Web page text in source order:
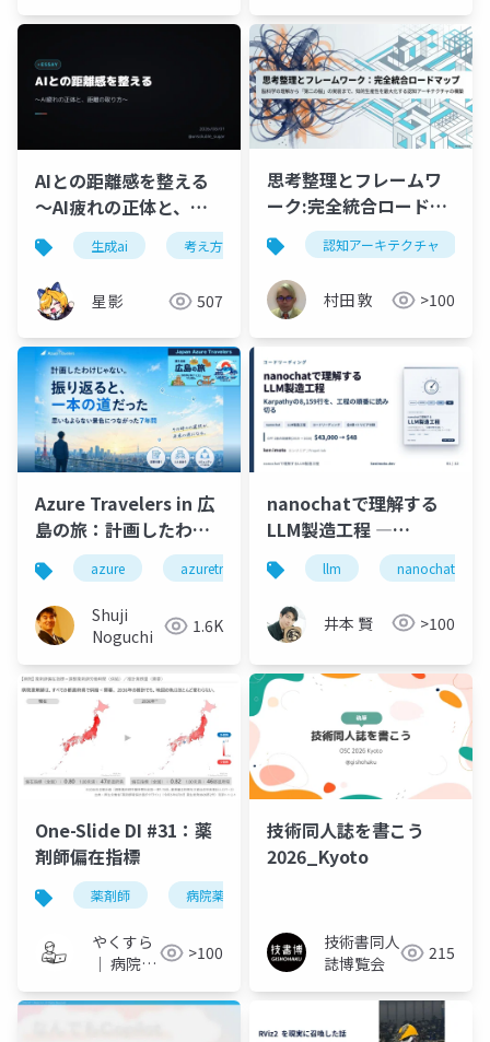
AIとの距離感を整える
〜AI疲れの正体と、距
離の取り方〜
生成ai 考え方 マインドセット 言語化
星影 507
思考整理とフレームワ
ーク:完全統合ロードマ
ップ 脳科学の理解から
「第二の脳」の実装ま
で、知的生産性を最大
化する認知アーキテク
チャの構築
認知アーキテクチャ
村田 敦 >100
Azure Travelers in 広
島の旅：計画したわけ
じゃない。振り返ると
一本の道だった
azure azuretravelers
Shuji
Noguchi
1.6K
nanochatで理解する
LLM製造工程 ―
tokenizer訓練からチ
ャットCLIまで、
Karpathyの8,159行を
読み切る
llm nanochat
井本 賢 >100
One-Slide DI #31：薬
剤師偏在指標
薬剤師 病院薬剤師
やくすら
｜ 病院薬
ライドメ
>100
技術同人誌を書こう
2026_Kyoto
技術書同人
誌博覧会
215